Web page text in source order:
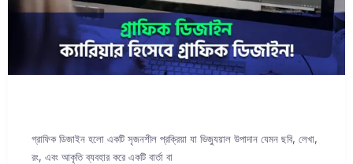
গ্রাফিক ডিজাইন হলো একটি সৃজনশীল প্রক্রিয়া যা ভিজ্যুয়াল উপাদান যেমন ছবি, লেখা,
রং, এবং আকৃতি ব্যবহার করে একটি বার্তা বা